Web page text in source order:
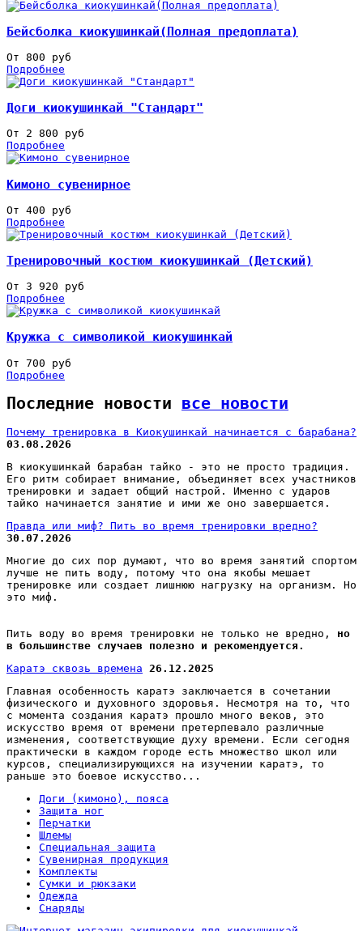
Бейсболка киокушинкай(Полная предоплата)
От 800 руб
Подробнее
Доги киокушинкай "Стандарт"
От 2 800 руб
Подробнее
Кимоно сувенирное
От 400 руб
Подробнее
Тренировочный костюм киокушинкай (Детский)
От 3 920 руб
Подробнее
Кружка с символикой киокушинкай
От 700 руб
Подробнее
Последние новости все новости
Почему тренировка в Киокушинкай начинается с барабана?
03.08.2026
В киокушинкай барабан тайко - это не просто традиция.
Его ритм собирает внимание, объединяет всех участников
тренировки и задает общий настрой. Именно с ударов
тайко начинается занятие и ими же оно завершается.
Правда или миф? Пить во время тренировки вредно?
30.07.2026
Многие до сих пор думают, что во время занятий спортом
лучше не пить воду, потому что она якобы мешает
тренировке или создает лишнюю нагрузку на организм. Но
это миф.
Пить воду во время тренировки не только не вредно, но
в большинстве случаев полезно и рекомендуется.
Каратэ сквозь времена
26.12.2025
Главная особенность каратэ заключается в сочетании
физического и духовного здоровья. Несмотря на то, что
с момента создания каратэ прошло много веков, это
искусство время от времени претерпевало различные
изменения, соответствующие духу времени. Если сегодня
практически в каждом городе есть множество школ или
курсов, специализирующихся на изучении каратэ, то
раньше это боевое искусство...
Доги (кимоно), пояса
Защита ног
Перчатки
Шлемы
Специальная защита
Сувенирная продукция
Комплекты
Сумки и рюкзаки
Одежда
Снаряды